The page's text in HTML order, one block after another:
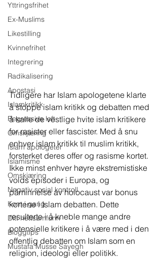
Yttringsfrihet
Ex-Muslims
Likestilling
Kvinnefrihet
Integrering
Radikalisering
Apostasi
Islamkritikk
Regressive left
Omskjæring
Islam apologeter
Islamisme
Omskjæring
Negativ sosial kontroll
Kom i gang
Ditt nettsamfunn
Bloggtips
Mustafa Musse Sayegh
Tidligere har Islam apologetene klarte
å stoppe islam kritikk og debatten med
å kalle de vestlige hvite islam kritikere
for rasister eller fascister. Med å snu
enhver islam kritikk til muslim kritikk,
forsterket deres offer og rasisme kortet.
Ikke minst enhver høyre ekstremistiske
volds episoder i Europa, og
påminnelse av holocaust var bonus
kortene i Islam debatten. Dette
resulterte i å kneble mange andre
potensielle kritikere i å være med i den
offentlig debatten om Islam som en
religion, ideologi eller politikk.